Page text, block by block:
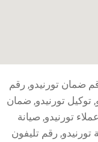
ضمان تورنيدو, رقم
توكيل تورنيدو, ضمان
تورنيدو, صيانة
تورنيدو, رقم تليفون